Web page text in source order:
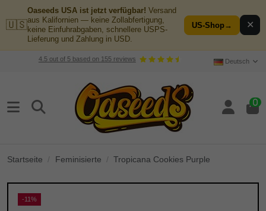
🇺🇸
Oaseeds USA ist jetzt verfügbar! Versand
aus Kalifornien — keine Zollabfertigung,
keine Einfuhrabgaben, schnellere USPS-
Lieferung und Zahlung in USD.
US-Shop→ ✕
4.5out of 5based on 155reviews Deutsch
0
Startseite Feminisierte Tropicana Cookies Purple
-11%